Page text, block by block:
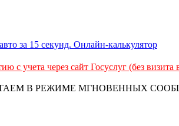
с учета через сайт Госуслуг (без
В РЕЖИМЕ МГНОВЕННЫХ